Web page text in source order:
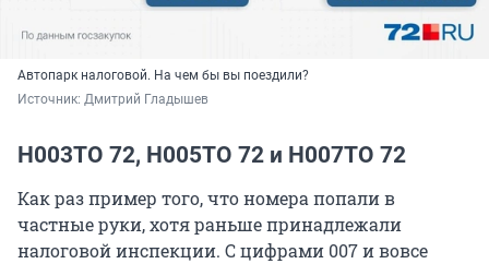
Автопарк налоговой. На чем бы вы поездили?
Источник: Дмитрий Гладышев
Н003ТО 72, Н005ТО 72 и Н007ТО 72
Как раз пример того, что номера попали в
частные руки, хотя раньше принадлежали
налоговой инспекции. С цифрами 007 и вовсе